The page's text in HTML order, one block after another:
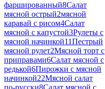
фаршированный8Салат
мясной острый2мясной
каравай с рисом4Салат
мясной с капустой3Рулеты с
мясной начинкой11Пестрый
мясной рулет2Мясной торт с
приправами6Салат мясной с
редькой6Пирожки с мясной
начинкой22Мясной салат